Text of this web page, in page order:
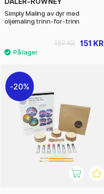
Simply Maling av dyr med
oljemaling trinn-for-trinn
151 KR
189 KR
20%